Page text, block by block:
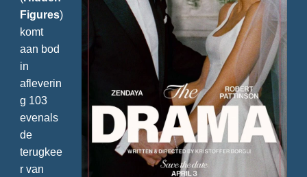
Figures)
komt
aan bod
in
afleverin
g 103
evenals
de
terugkee
r van